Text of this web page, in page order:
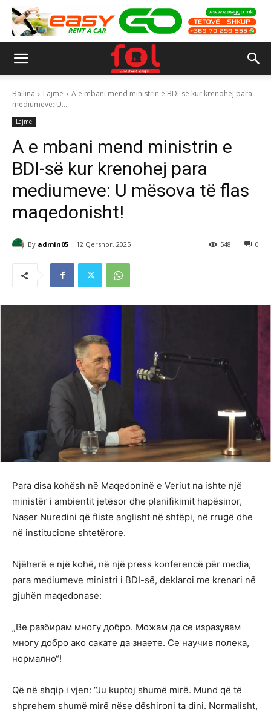
Ballina Lajme
A e mbani mend ministrin e BDI-së kur krenohej para
mediumeve: U...
Lajme
A e mbani mend ministrin e
BDI-së kur krenohej para
mediumeve: U mësova të flas
maqedonisht!
By admin05 12 Qershor, 2025 0
548
Para disa kohësh në Maqedoninë e Veriut na ishte një
ministër i ambientit jetësor dhe planifikimit hapësinor,
Naser Nuredini që fliste anglisht në shtëpi, në rrugë dhe
në institucione shtetërore.
Njëherë e një kohë, në një press konferencë për media,
para mediumeve ministri i BDI-së, deklaroi me krenari në
gjuhën maqedonase:
„Ве разбирам многу добро. Можам да се изразувам
многу добро ако сакате да знаете. Се научив полека,
нормално“!
Që në shqip i vjen: “Ju kuptoj shumë mirë. Mund që të
shprehem shumë mirë nëse dëshironi ta dini. Normalisht,